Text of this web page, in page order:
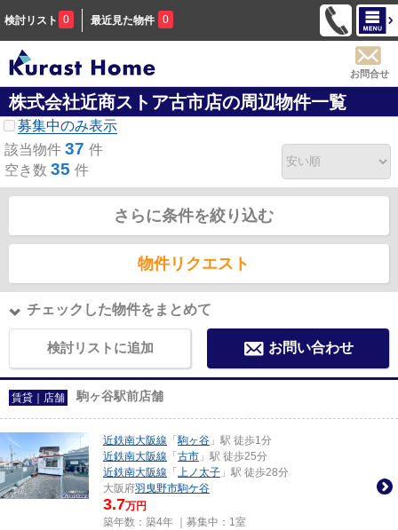
検討リスト 0 最近見た物件 0
お問合せ
株式会社近商ストア古市店の周辺物件一覧
募集中のみ表示
該当物件 37 件
空き数 35 件
さらに条件を絞り込む
物件リクエスト
チェックした物件をまとめて
検討リストに追加 お問い合わせ
賃貸｜店舗 駒ヶ谷駅前店舗
近鉄南大阪線 「駒ヶ谷 」駅 徒歩1分
近鉄南大阪線 「 古市 」駅 徒歩25分
近鉄南大阪線 「 上ノ太子 」駅 徒歩28分
大阪府羽曳野市駒ケ谷
3.7万円
築年数：築4年 ｜募集中： 1室